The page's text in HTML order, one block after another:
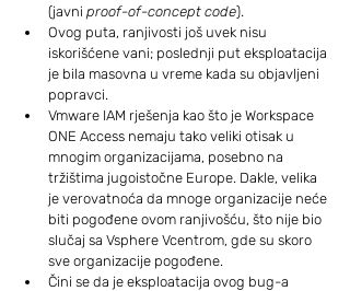
(javni proof-of-concept code).
Ovog puta, ranjivosti još uvek nisu
iskorišćene vani; poslednji put eksploatacija
je bila masovna u vreme kada su objavljeni
popravci.
Vmware IAM rješenja kao što je Workspace
ONE Access nemaju tako veliki otisak u
mnogim organizacijama, posebno na
tržištima jugoistočne Europe. Dakle, velika
je verovatnoća da mnoge organizacije neće
biti pogođene ovom ranjivošću, što nije bio
slučaj sa Vsphere Vcentrom, gde su skoro
sve organizacije pogođene.
Čini se da je eksploatacija ovog bug-a